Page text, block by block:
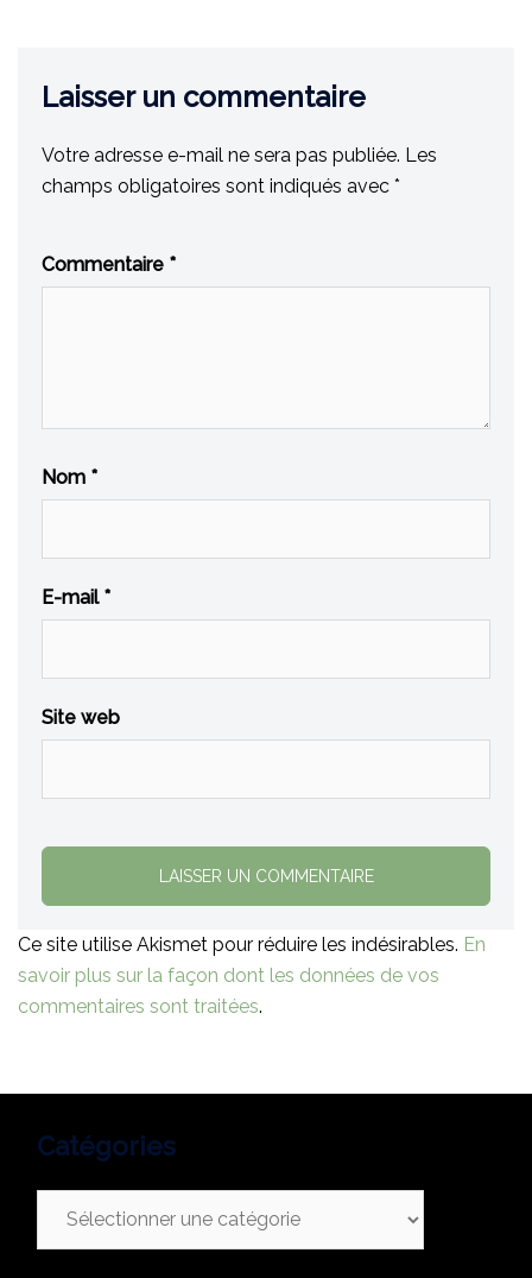
Laisser un commentaire
Votre adresse e-mail ne sera pas publiée. Les
champs obligatoires sont indiqués avec *
Commentaire *
Nom *
E-mail *
Site web
Ce site utilise Akismet pour réduire les indésirables. En
savoir plus sur la façon dont les données de vos
commentaires sont traitées.
Catégories